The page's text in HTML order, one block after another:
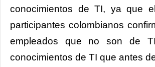
conocimientos de TI, ya que
participantes colombianos
empleados que no son de
conocimientos de TI que antes